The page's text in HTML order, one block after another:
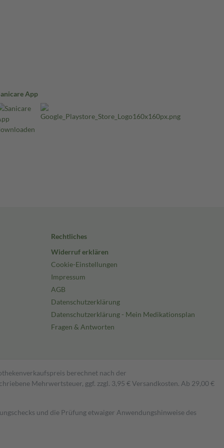
App
Rechtliches
Widerruf erklären
Cookie-Einstellungen
Impressum
AGB
Datenschutzerklärung
Datenschutzerklärung - Mein Medikationsplan
Fragen & Antworten
berechnet nach der
Mehrwertsteuer, ggf. zzgl. 3,95 € Versandkosten. Ab 29,00 €
und die Prüfung etwaiger Anwendungshinweise des